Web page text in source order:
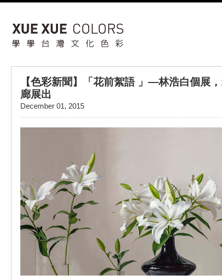
【色彩新聞】「花前絮語 」—林浩白個展
廊展出
December 01, 2015